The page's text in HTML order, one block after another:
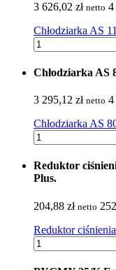
3 626,02 zł netto 4
Chłodziarka AS
Chłodziarka AS
3 295,12 zł netto 4
Chłodziarka AS
Reduktor
Plus.
204,88 zł netto
Reduktor